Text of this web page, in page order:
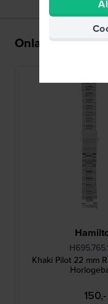
Onlangs
Khaki Pilot 22 mm
150,-